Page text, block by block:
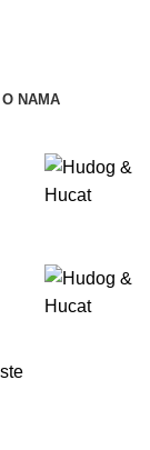
O NAMA